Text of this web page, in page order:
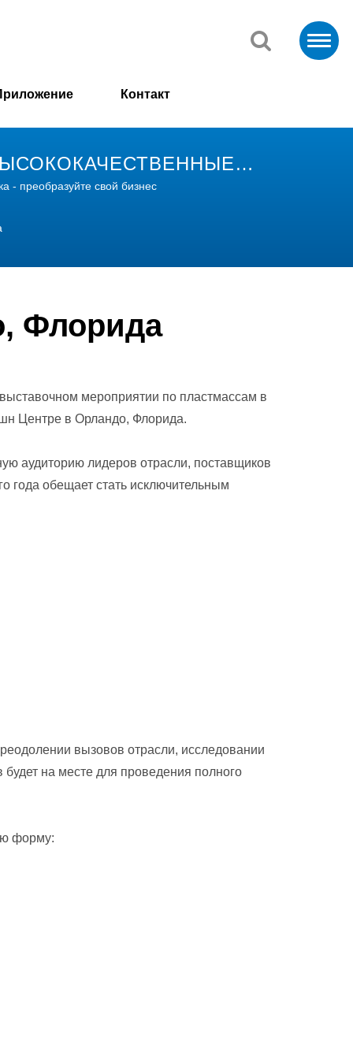
Контакт
- преобразуйте свой бизнес
Флорида
мероприятии по пластмассам в
Центре в Орландо, Флорида.
аудиторию лидеров отрасли, поставщиков
года обещает стать исключительным
вызовов отрасли, исследовании
на месте для проведения полного
форму: